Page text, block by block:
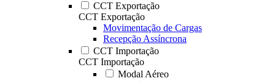
CCT Exportação
CCT Exportação
Movimentação de Cargas
Recepção Assíncrona
CCT Importação
CCT Importação
Modal Aéreo